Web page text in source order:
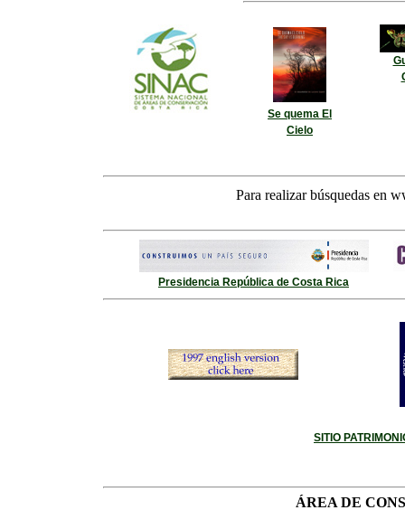
Se quema El
Cielo
Para realizar búsquedas en
Presidencia República de Costa Rica
SITIO
ÁREA DE